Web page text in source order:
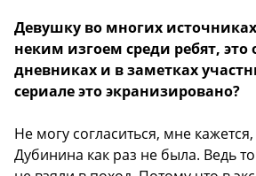
Девушку во многих
неким изгоем среди ребят, это
дневниках и в заметках
сериале это экранизировано?
Не могу согласиться, мне
Дубинина как раз не была. Ведь